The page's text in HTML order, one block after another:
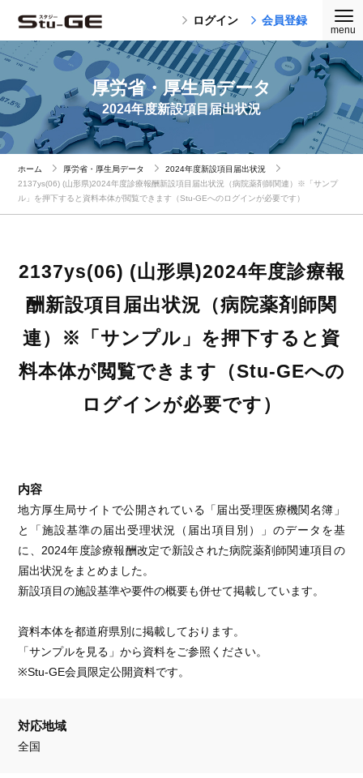
ログイン 会員登録
厚労省・厚生局データ
2024年度新設項目届出状況
ホーム 厚労省・厚生局データ
2024年度新設項目届出状況
2137ys(06) (山形県)2024年度診療報酬新設項目届出状況（病院薬剤師関連）※「サンプ
ル」を押下すると資料本体が閲覧できます（Stu-GEへのログインが必要です）
2137ys(06) (山形県)2024年度診療報
酬新設項目届出状況（病院薬剤師関
連）※「サンプル」を押下すると資
料本体が閲覧できます（Stu-GEへの
ログインが必要です）
内容
地方厚生局サイトで公開されている「届出受理医療機関名簿」
と「施設基準の届出受理状況（届出項目別）」のデータを基
に、2024年度診療報酬改定で新設された病院薬剤師関連項目の
届出状況をまとめました。
新設項目の施設基準や要件の概要も併せて掲載しています。
資料本体を都道府県別に掲載しております。
「サンプルを見る」から資料をご参照ください。
※Stu-GE会員限定公開資料です。
対応地域
全国